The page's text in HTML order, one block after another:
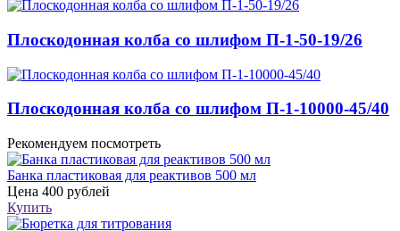
Плоскодонная колба со шлифом П-1-50-19/26
Плоскодонная колба со шлифом П-1-10000-45/40
Рекомендуем посмотреть
Банка пластиковая для реактивов 500 мл
Цена 400 рублей
Купить